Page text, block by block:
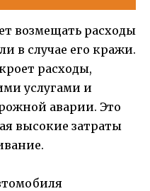
возмещать расходы
в случае его кражи.
расходы,
услугами и
аварии. Это
высокие затраты